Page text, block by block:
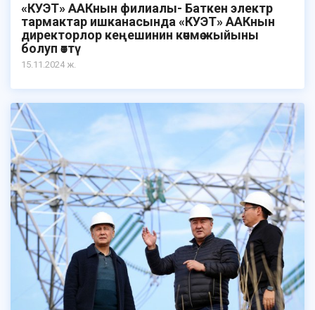
«КУЭТ» ААКнын филиалы- Баткен электр
тармактар ишканасында «КУЭТ» ААКнын
директорлор кеңешинин көчмө жыйыны
болуп өттү
15.11.2024 ж.